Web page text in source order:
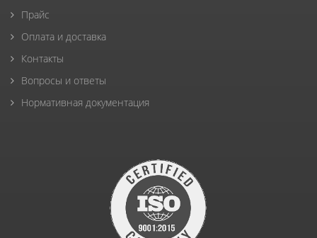
Прайс
Оплата и доставка
Контакты
Вопросы и ответы
Нормативная документация